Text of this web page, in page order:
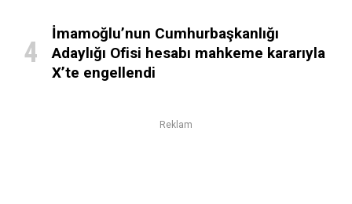
İmamoğlu’nun Cumhurbaşkanlığı
Adaylığı Ofisi hesabı mahkeme kararıyla
X’te engellendi
Reklam